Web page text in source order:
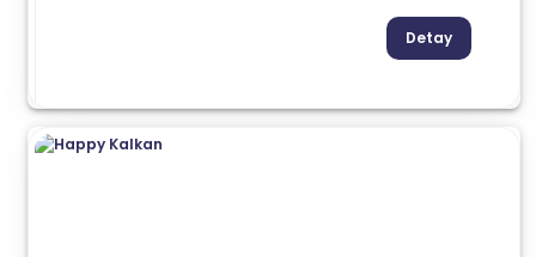
Detay